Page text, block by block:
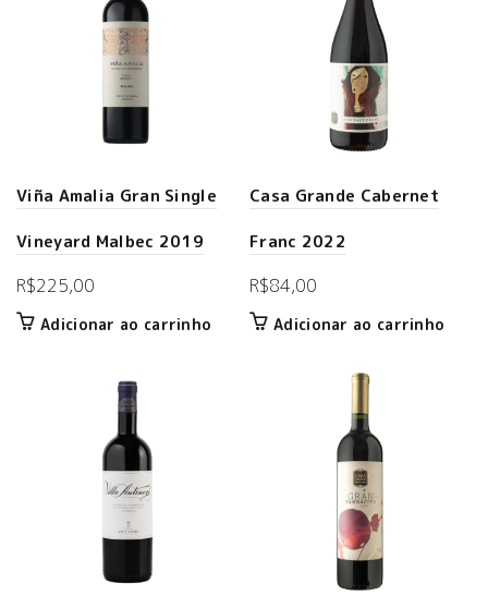
Viña Amalia Gran Single
Vineyard Malbec 2019
R$225,00
Adicionar ao carrinho
Casa Grande Cabernet
Franc 2022
R$84,00
Adicionar ao carrinho